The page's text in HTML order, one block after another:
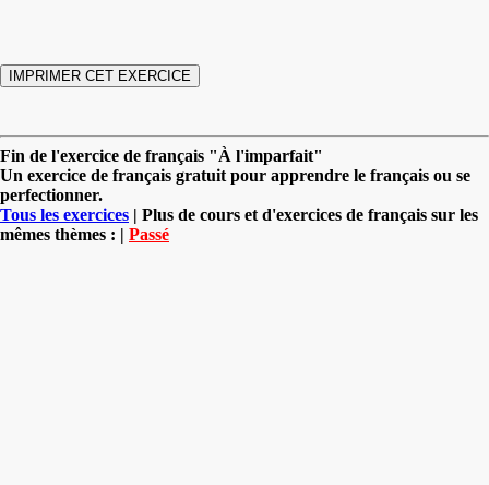
Fin de l'exercice de français "À l'imparfait"
Un exercice de français gratuit pour apprendre le français ou se
perfectionner.
Tous les exercices | Plus de cours et d'exercices de français sur les
mêmes thèmes : | Passé